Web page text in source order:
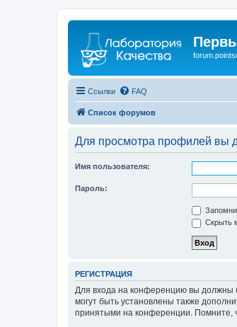
Ссылки FAQ
Список форумов
Для просмотра профилей вы
Имя пользователя:
Пароль:
Скрыть
РЕГИСТРАЦИЯ
Для входа на конференцию вы должны
могут быть установлены также
принятыми на конференции. Помните,